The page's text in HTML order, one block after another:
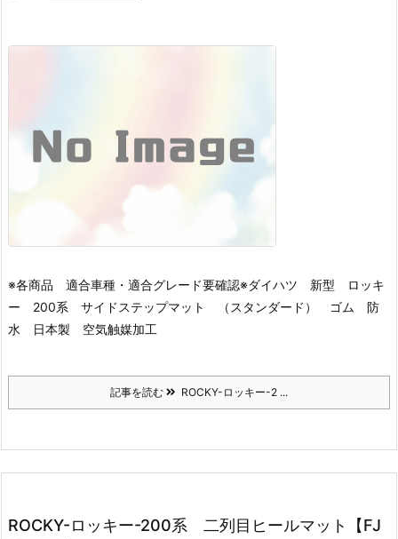
※各商品 適合車種・適合グレード要確認※ダイハツ 新型 ロッキ
ー 200系 サイドステップマット （スタンダード） ゴム 防
水 日本製 空気触媒加工
記事を読む ROCKY-ロッキー-2 ...
ROCKY-ロッキー-200系 二列目ヒールマット【FJ